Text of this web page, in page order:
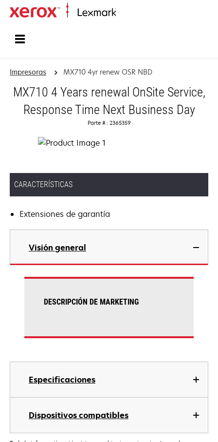
Impresoras MX710 4yr renew OSR NBD
MX710 4 Years renewal OnSite Service,
Response Time Next Business Day
Parte #.: 2365359
CARACTERÍSTICAS
Extensiones de garantía
Visión general
Especificaciones
Dispositivos compatibles
DESCRIPCIÓN DE MARKETING